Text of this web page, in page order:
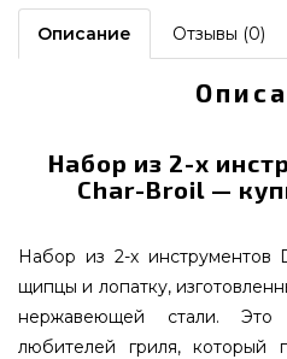
Описание Отзывы (0)
Набор из 2-х
Char-Broil —
Набор из 2-х инструментов
щипцы и лопатку,
нержавеющей стали.
любителей гриля, который